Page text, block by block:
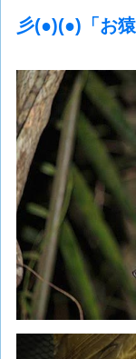
彡(●)(●)「お猿